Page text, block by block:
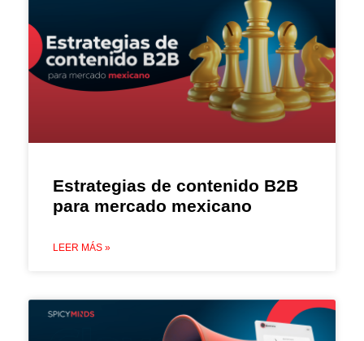
Estrategias de contenido B2B
para mercado mexicano
LEER MÁS »